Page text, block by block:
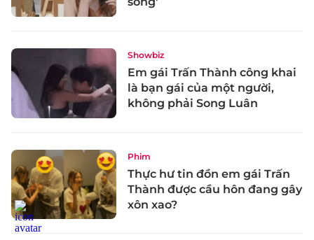
Showbiz
Em gái Trấn Thành công khai
là bạn gái của một người,
không phải Song Luân
Phim
Thực hư tin đồn em gái Trấn
Thành được cầu hôn đang gây
xôn xao?